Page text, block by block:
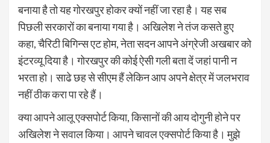
बनाया है तो यह गोरखपुर होकर क्‍यों नहीं जा रहा है। यह सब
पिछली सरकारों का बनाया गया है। अखिलेश ने तंज कसते हुए
कहा, चैरिटी बिगिन्‍स एट होम, नेता सदन आपने अंग्रेजी अखबार को
इंटरव्‍यू दिया है। गोरखपुर की कोई ऐसी गली बता दें जहां पानी न
भरता हो। साढे छह से सीएम हैं लेकिन आप अपने क्षेत्र में जलभराव
नहीं ठीक करा पा रहे हैं।
क्‍या आपने आलू एक्‍सपोर्ट किया, किसानों की आय दोगुनी होने पर
अखिलेश ने सवाल किया। आपने चावल एक्‍सपोर्ट किया है। मुझे